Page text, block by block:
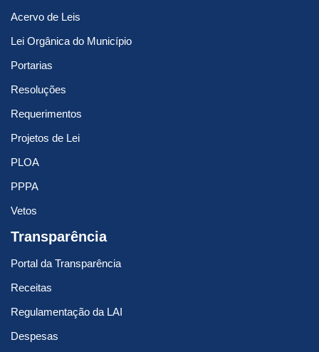
Acervo de Leis
Lei Orgânica do Município
Portarias
Resoluções
Requerimentos
Projetos de Lei
PLOA
PPPA
Vetos
Transparência
Portal da Transparência
Receitas
Regulamentação da LAI
Despesas